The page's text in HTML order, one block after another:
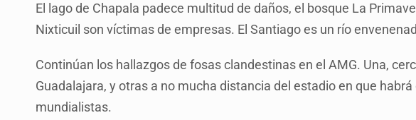
El lago de Chapala padece multitud de daños, el bosque La
Nixticuil son víctimas de empresas. El Santiago es un río
Continúan los hallazgos de fosas clandestinas en el AMG. Una,
Guadalajara, y otras a no mucha distancia del estadio en que
mundialistas.